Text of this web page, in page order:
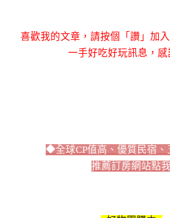
喜歡我的文章，請按個「讚」加
一手好吃好玩訊息，
◆全球CP值高、優質民宿
推薦訂房網站點我